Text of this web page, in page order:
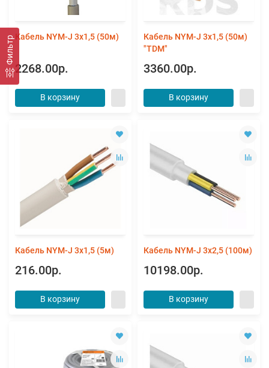
Фильтр Кабель NYM-J 3х1,5 (50м)
2268.00р.
В корзину
Кабель NYM-J 3х1,5 (50м)
"TDM"
3360.00р.
В корзину
Кабель NYM-J 3х1,5 (5м)
216.00р.
В корзину
Кабель NYM-J 3х2,5 (100м)
10198.00р.
В корзину